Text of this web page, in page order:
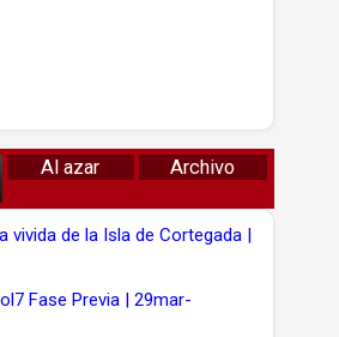
Al azar Archivo
vivida de la Isla de Cortegada |
Fase Previa | 29mar-